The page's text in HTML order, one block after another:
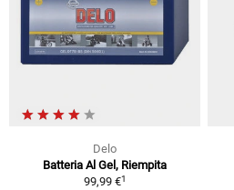
Delo
Batteria Al Gel, Riempita
99,99 €1